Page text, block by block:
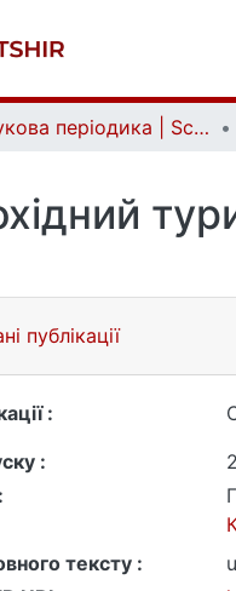
Наукова періодика | Scientific periodicals
публікації
:
:
тексту :